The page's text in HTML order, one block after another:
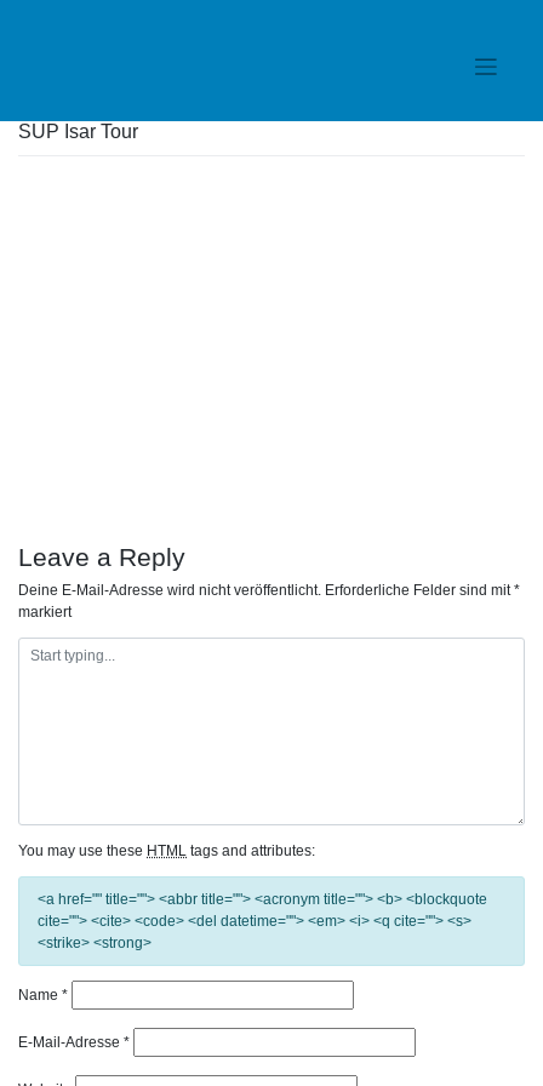
SUP Isar Tour
Leave a Reply
Deine E-Mail-Adresse wird nicht veröffentlicht. Erforderliche Felder sind mit*
markiert
You may use these HTML tags and attributes:
<a href="" title=""> <abbr title=""> <acronym title=""> <b> <blockquote
cite=""> <cite> <code> <del datetime=""> <em> <i> <q cite=""> <s>
<strike> <strong>
Name *
E-Mail-Adresse *